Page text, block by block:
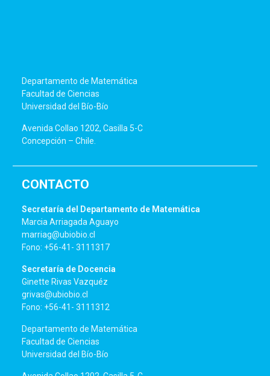
Departamento de Matemática
Facultad de Ciencias
Universidad del Bío-Bío
Avenida Collao 1202, Casilla 5-C
Concepción – Chile.
CONTACTO
Secretaría del Departamento de Matemática
Marcia Arriagada Aguayo
marriag@ubiobio.cl
Fono: +56-41- 3111317
Secretaría de Docencia
Ginette Rivas Vazquéz
grivas@ubiobio.cl
Fono: +56-41- 3111312
Departamento de Matemática
Facultad de Ciencias
Universidad del Bío-Bío